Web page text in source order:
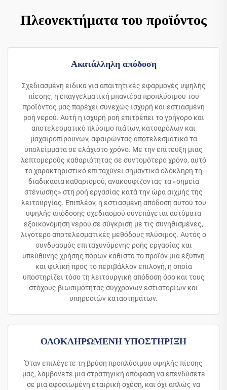
Πλεονεκτήματα του προϊόντος
Ακατάλληλη απόδοση
Σχεδιασμένη ειδικά για απαιτητικές εφαρμογές υψηλής
πίεσης, η επαγγελματική μπανιέρα προπλύσιμου του
προϊόντος μας παρέχει συνεχώς ισχυρή και εστιασμένη
ροή νερού. Αυτή η ισχυρή ροή επιτρέπει το γρήγορο και
αποτελεσματικό πλύσιμο πιάτων, κατσαρόλων και
μαχαιροπίρουνων, αφαιρώντας αποτελεσματικά τα
υπολείμματα σε ελάχιστο χρόνο. Με την επίτευξη μιας
λεπτομερούς καθαριότητας σε συντομότερο χρόνο, αυτό
το χαρακτηριστικό επιταχύνει σημαντικά ολόκληρη τη
διαδικασία καθαρισμού, ανακουφίζοντας τα «σημεία
στένωσης» στη ροή εργασίας κατά την ώρα αιχμής της
λειτουργίας. Επιπλέον, η εστιασμένη απόδοση αυτού του
υψηλής απόδοσης σχεδιασμού συνεπάγεται αυτόματα
εξοικονόμηση νερού σε σύγκριση με τις συνηθισμένες,
λιγότερο αποτελεσματικές μεθόδους πλύσιμος. Αυτός ο
συνδυασμός επιταχυνόμενης ροής εργασίας και
υπεύθυνης χρήσης πόρων καθιστά το προϊόν μια έξυπνη
και φιλική προς το περιβάλλον επιλογή, η οποία
υποστηρίζει τόσο τη λειτουργική απόδοση όσο και τους
στόχους βιωσιμότητας σύγχρονων εστιατορίων και
υπηρεσιών καταστημάτων.
ΟΛΟΚΛΗΡΩΜΕΝΗ ΥΠΟΣΤΗΡΙΞΗ
Όταν επιλέγετε τη βρύση προπλύσιμου υψηλής πίεσης
μας, λαμβάνετε μια στρατηγική απόφαση να επενδύσετε
σε μια αφοσιωμένη εταιρική σχέση, και όχι απλώς να